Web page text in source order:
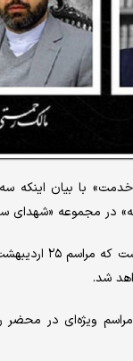
با بیان اینکه
در مجموعه «شهدای
وی افزود: در زمینه
پیدا می‌کنیم مراسم